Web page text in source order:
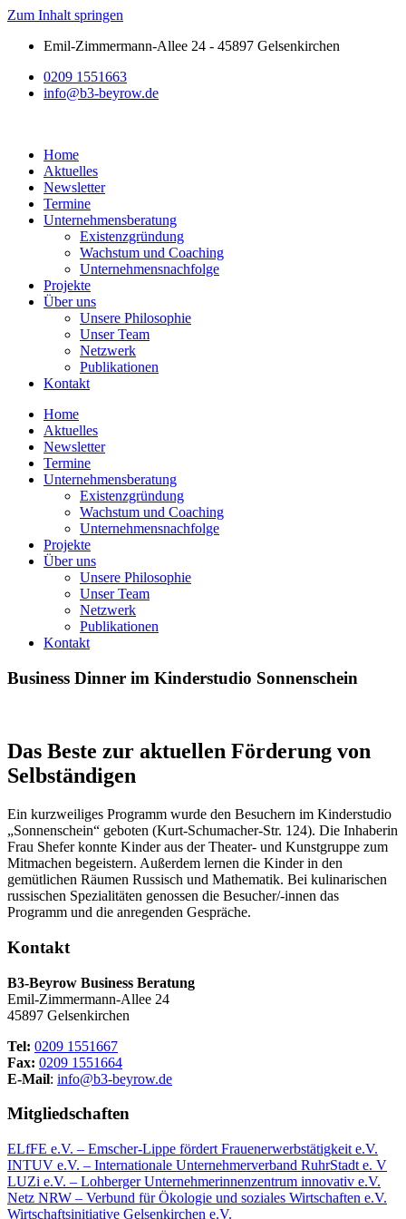
Zum Inhalt springen
Emil-Zimmermann-Allee 24 - 45897 Gelsenkirchen
0209 1551663
info@b3-beyrow.de
Home
Aktuelles
Newsletter
Termine
Unternehmensberatung
Existenzgründung
Wachstum und Coaching
Unternehmensnachfolge
Projekte
Über uns
Unsere Philosophie
Unser Team
Netzwerk
Publikationen
Kontakt
Home
Aktuelles
Newsletter
Termine
Unternehmensberatung
Existenzgründung
Wachstum und Coaching
Unternehmensnachfolge
Projekte
Über uns
Unsere Philosophie
Unser Team
Netzwerk
Publikationen
Kontakt
Business Dinner im Kinderstudio Sonnenschein
Das Beste zur aktuellen Förderung von
Selbständigen
Ein kurzweiliges Programm wurde den Besuchern im Kinderstudio
„Sonnenschein“ geboten (Kurt-Schumacher-Str. 124). Die Inhaberin
Frau Shefer konnte Kinder aus der Theater- und Kunstgruppe zum
Mitmachen begeistern. Außerdem lernen die Kinder in den
gemütlichen Räumen Russisch und Mathematik. Bei kulinarischen
russischen Spezialitäten genossen die Besucher/-innen das
Programm und die anregenden Gespräche.
Kontakt
B3-Beyrow Business Beratung
Emil-Zimmermann-Allee 24
45897 Gelsenkirchen
Tel: 0209 1551667
Fax: 0209 1551664
E-Mail: info@b3-beyrow.de
Mitgliedschaften
ELfFE e.V. – Emscher-Lippe fördert Frauenerwerbstätigkeit e.V.
INTUV e.V. – Internationale Unternehmerverband RuhrStadt e. V
LUZi e.V. – Lohberger Unternehmerinnenzentrum innovativ e.V.
Netz NRW – Verbund für Ökologie und soziales Wirtschaften e.V.
Wirtschaftsinitiative Gelsenkirchen e.V.